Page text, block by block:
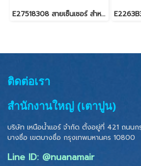
E27518308 สายเซ็นเซอร์ สำหรับแอร์มิตซู รุ่น PCY-SM13,18,24,30,36,42,48
ติดต่อเรา
สำนักงานใหญ่ (เตาปูน)
บริษัท เหนือน้ำแอร์ จำกัด ตั้งอยู่ที่ 421 ถนน
บางซื่อ เขตบางซื่อ กรุงเทพมหานคร 10800
Line ID: @nuanamair